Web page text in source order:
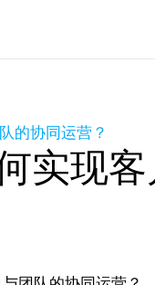
的协同运营？
实现